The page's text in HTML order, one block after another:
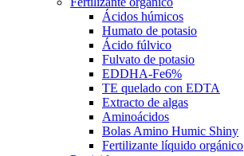
Ácidos húmicos
Humato de potasio
Ácido fúlvico
Fulvato de potasio
EDDHA-Fe6%
TE quelado con EDTA
Extracto de algas
Aminoácidos
Bolas Amino Humic Shiny
Fertilizante líquido orgánico